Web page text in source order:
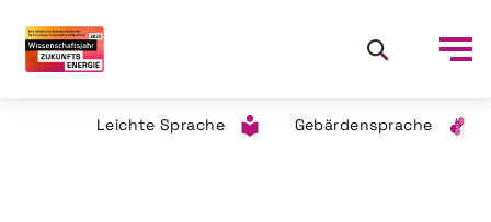
Leichte Sprache Gebärdensprache